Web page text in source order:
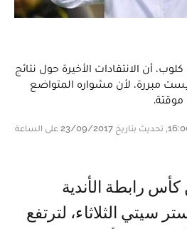
أن الانتقادات الأخيرة حول نتائج
مبررة، لأن مشواره المتواضع
في 22/09/2017 على الساعة 16:00, تحديث بتاريخ 23/09/2017 على الساعة
سيتي الثلاثاء، لترتفع